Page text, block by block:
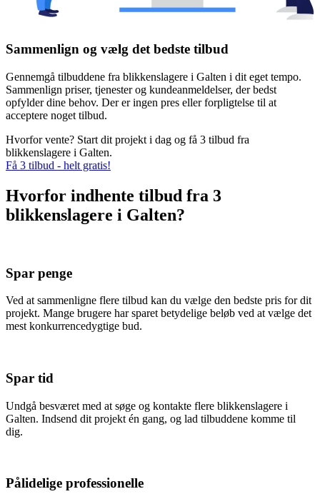
Sammenlign og vælg det bedste tilbud
Gennemgå tilbuddene fra blikkenslagere i Galten i dit eget tempo.
Sammenlign priser, tjenester og kundeanmeldelser, der bedst
opfylder dine behov. Der er ingen pres eller forpligtelse til at
acceptere noget tilbud.
Hvorfor vente? Start dit projekt i dag og få 3 tilbud fra
blikkenslagere i Galten.
Få 3 tilbud - helt gratis!
Hvorfor indhente tilbud fra 3
blikkenslagere i Galten?
Spar penge
Ved at sammenligne flere tilbud kan du vælge den bedste pris for dit
projekt. Mange brugere har sparet betydelige beløb ved at vælge det
mest konkurrencedygtige bud.
Spar tid
Undgå besværet med at søge og kontakte flere blikkenslagere i
Galten. Indsend dit projekt én gang, og lad tilbuddene komme til
dig.
Pålidelige professionelle